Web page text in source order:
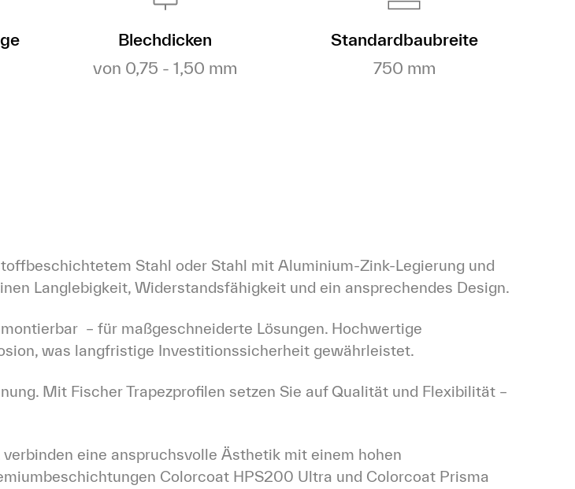
Blechdicken
von 0,75 - 1,50 mm
Standardbaubreite
750 mm
Stahl oder Stahl mit Aluminium-Zink-Legierung und
Langlebigkeit, Widerstandsfähigkeit und ein ansprechendes Design.
– für maßgeschneiderte Lösungen. Hochwertige
was langfristige Investitionssicherheit gewährleistet.
Mit Fischer Trapezprofilen setzen Sie auf Qualität und Flexibilität –
eine anspruchsvolle Ästhetik mit einem hohen
Colorcoat HPS200 Ultra und Colorcoat Prisma